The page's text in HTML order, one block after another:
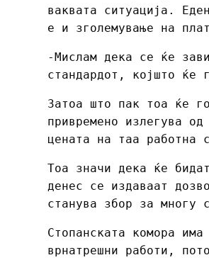
ваквата ситуација.
е и зголемување на
-Мислам дека се ќе
стандардот, којшто ќе
Затоа што пак тоа ќе
привремено излегува
цената на таа работна
Тоа значи дека ќе
денес се издаваат
станува збор за многу
Стопанската комора
врнатрешни работи,